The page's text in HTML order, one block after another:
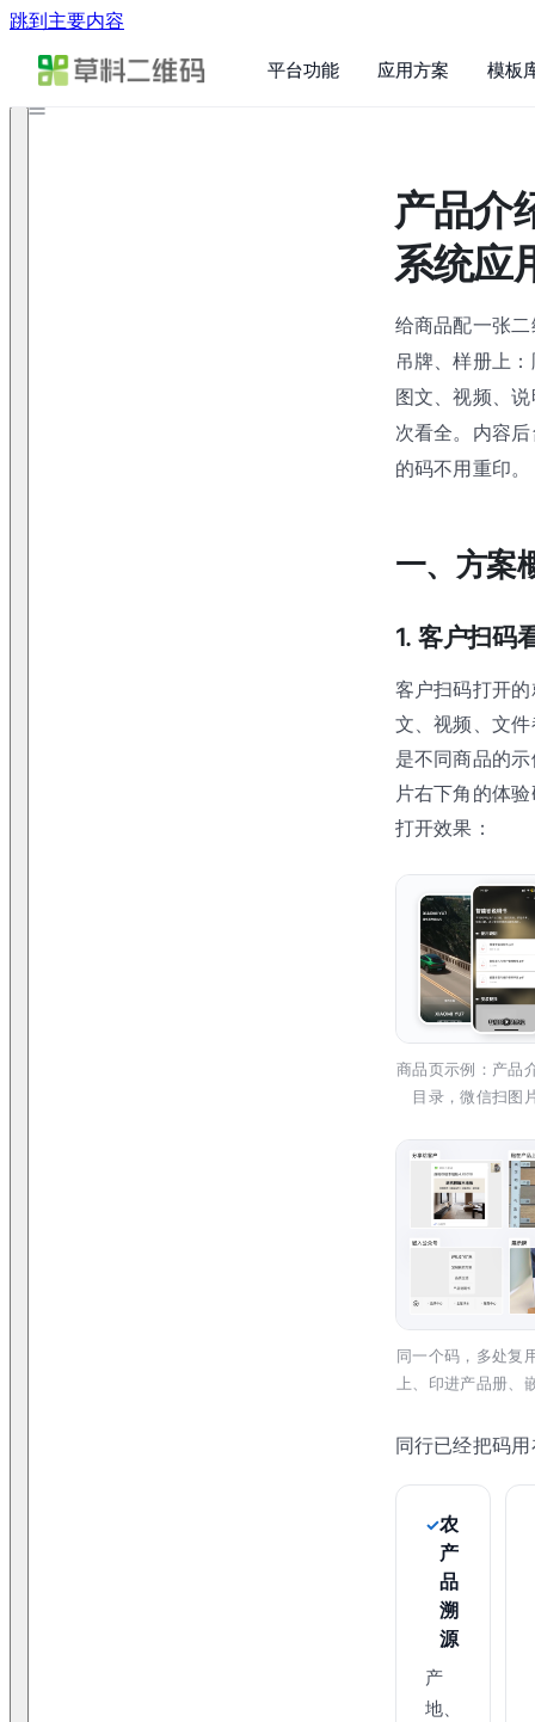
跳到主要内容
平台功能 应用方案 模板
产品介
系统应
给商品配一张
吊牌、样册上
图文、视频、
次看全。内容
的码不用重印。
一、方案
1. 客户扫码
客户扫码打开
文、视频、文
是不同商品的
片右下角的体
打开效果：
商品页示例：产品
目录，微信扫图
同一个码，多处复
上、印进产品册、
同行已经把码
农
产
品
溯
源
产
地、